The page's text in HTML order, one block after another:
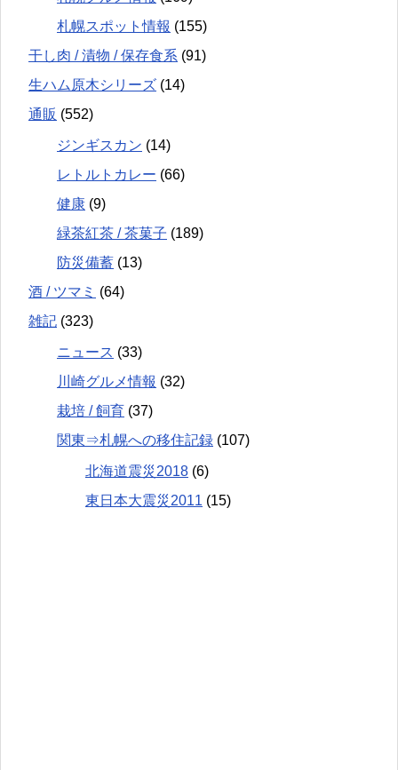
札幌スポット情報 (155)
干し肉 / 漬物 / 保存食系 (91)
生ハム原木シリーズ (14)
通販 (552)
ジンギスカン (14)
レトルトカレー (66)
健康 (9)
緑茶紅茶 / 茶菓子 (189)
防災備蓄 (13)
酒 / ツマミ (64)
雑記 (323)
ニュース (33)
川崎グルメ情報 (32)
栽培 / 飼育 (37)
関東⇒札幌への移住記録 (107)
北海道震災2018 (6)
東日本大震災2011 (15)